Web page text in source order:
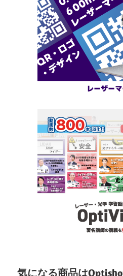
気になる商品は